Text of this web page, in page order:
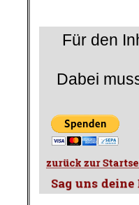
Für den
Dabei